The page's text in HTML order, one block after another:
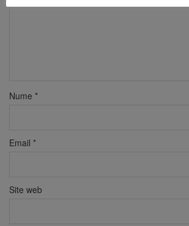
Nume *
Email *
Site web